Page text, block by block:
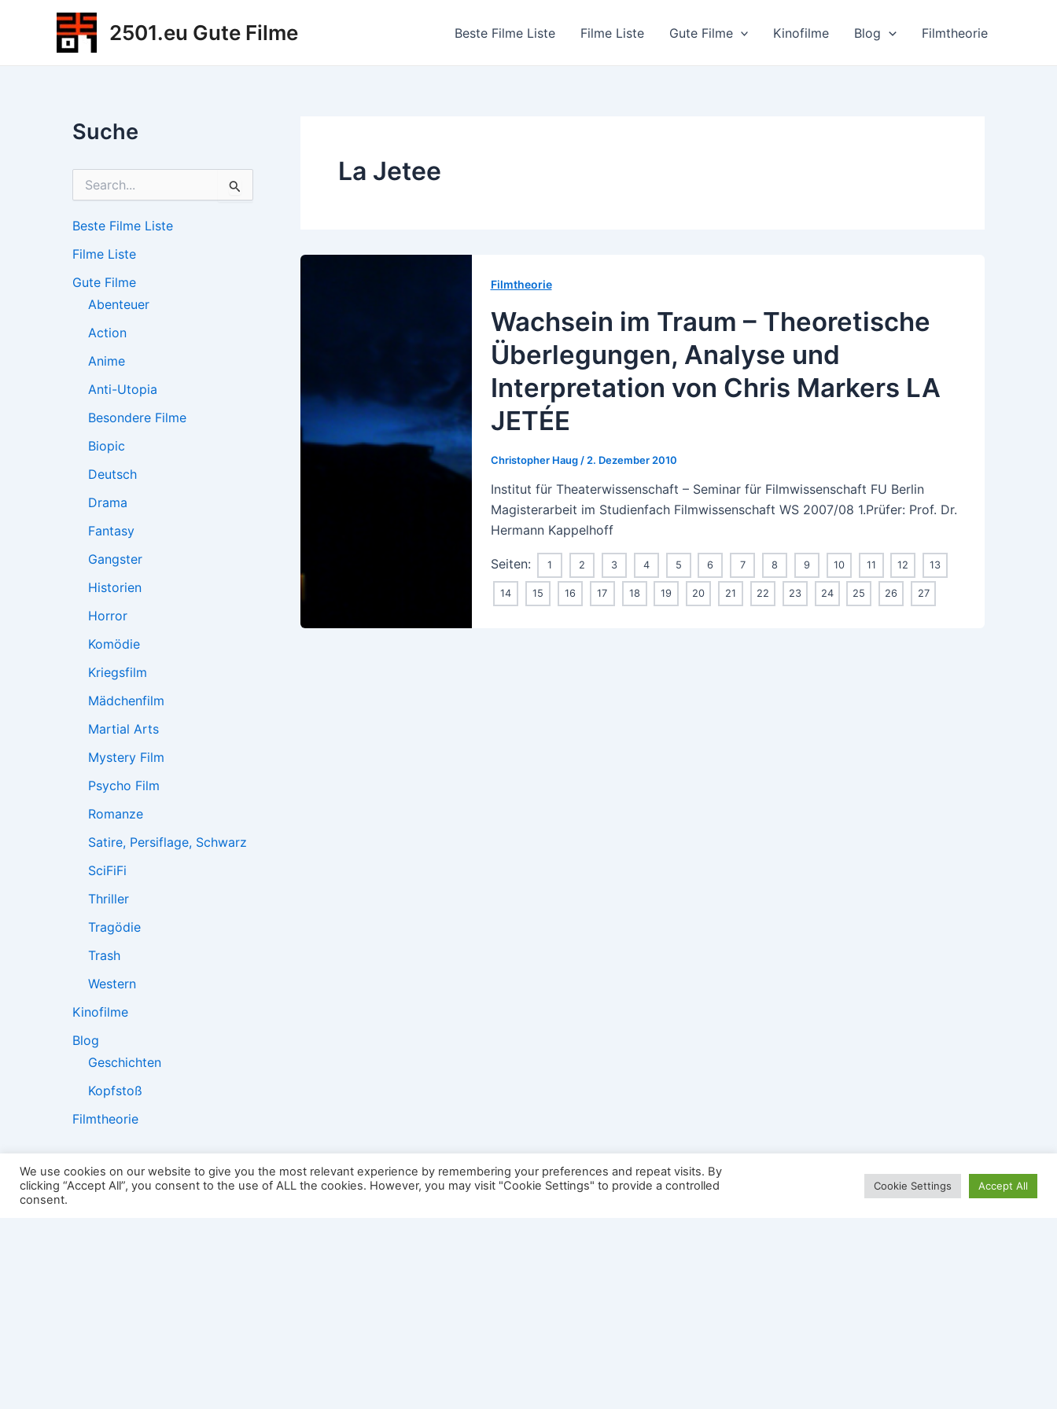
2501.eu Gute Filme Beste Filme Liste Filme Liste Gute Filme Kinofilme Blog Filmtheorie
Suche
h
n
a
Beste Filme Liste
Filme Liste
Gute Filme
Abenteuer
Action
Anime
Anti-Utopia
Besondere Filme
Biopic
Deutsch
Drama
Fantasy
Gangster
Historien
Horror
Komödie
Kriegsfilm
Mädchenfilm
Martial Arts
Mystery Film
Psycho Film
Romanze
Satire, Persiflage, Schwarz
SciFiFi
Thriller
Tragödie
Trash
Western
Kinofilme
Blog
Geschichten
Kopfstoß
Filmtheorie
La Jetee
Filmtheorie
Wachsein im Traum – Theoretische
Überlegungen, Analyse und
Interpretation von Chris Markers LA
JETÉE
Christopher Haug / 2. Dezember 2010
Institut für Theaterwissenschaft – Seminar für Filmwissenschaft FU Berlin
Magisterarbeit im Studienfach Filmwissenschaft WS 2007/08 1.Prüfer: Prof. Dr.
Hermann Kappelhoff
Seiten: 1 2 3 4 5 6 7 8 9 10 11 12 13
14 15 16 17 18 19 20 21 22 23 24 25 26 27
2501:
We use cookies on our website to give you the most relevant experience by remembering your preferences and repeat visits. By
clicking “Accept All”, you consent to the use of ALL the cookies. However, you may visit "Cookie Settings" to provide a controlled
consent.
Cookie Settings Accept All